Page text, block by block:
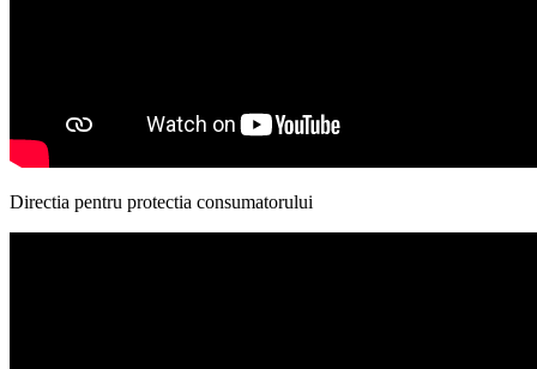
Directia pentru protectia consumatorului